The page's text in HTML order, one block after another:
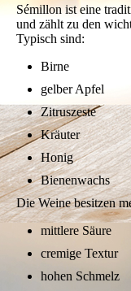
Sémillon ist eine
und zählt zu den
Typisch sind:
Birne
gelber Apfel
Zitruszeste
Kräuter
Honig
Bienenwachs
Die Weine besitzen
mittlere Säure
cremige Textur
hohen Schmelz